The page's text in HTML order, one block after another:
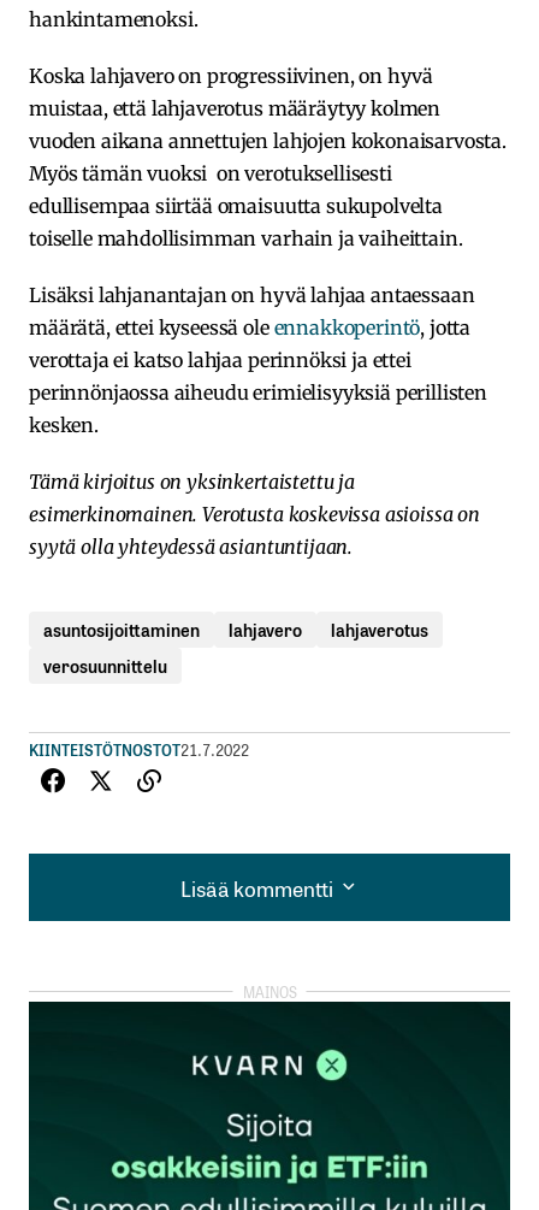
hankintamenoksi.
Koska lahjavero on progressiivinen, on hyvä
muistaa, että lahjaverotus määräytyy kolmen
vuoden aikana annettujen lahjojen kokonaisarvosta.
Myös tämän vuoksi on verotuksellisesti
edullisempaa siirtää omaisuutta sukupolvelta
toiselle mahdollisimman varhain ja vaiheittain.
Lisäksi lahjanantajan on hyvä lahjaa antaessaan
määrätä, ettei kyseessä ole ennakkoperintö, jotta
verottaja ei katso lahjaa perinnöksi ja ettei
perinnönjaossa aiheudu erimielisyyksiä perillisten
kesken.
Tämä kirjoitus on yksinkertaistettu ja
esimerkinomainen. Verotusta koskevissa asioissa on
syytä olla yhteydessä asiantuntijaan.
asuntosijoittaminen lahjavero
lahjaverotus
verosuunnittelu
KIINTEISTÖTNOSTOT21.7.2022
Lisää kommentti
Lisää kommentti
kirjautua
rekisteröityä